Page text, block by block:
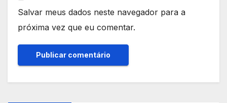
Salvar meus dados neste navegador para a
próxima vez que eu comentar.